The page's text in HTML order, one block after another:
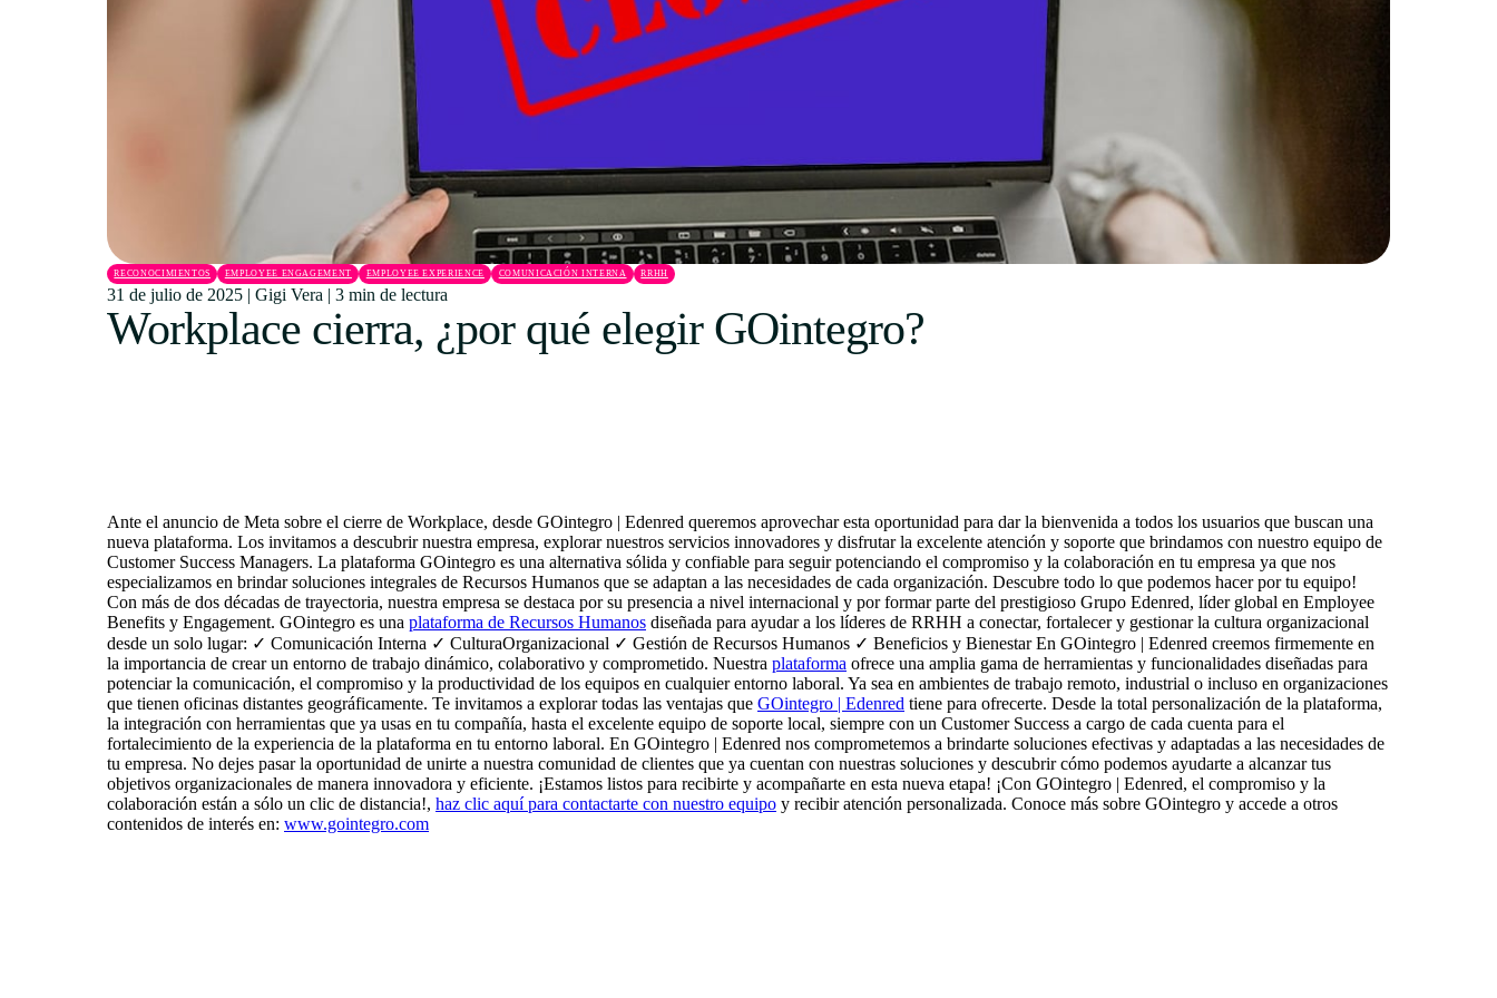
Uruguay
USA
Español
Português
RECONOCIMIENTOS EMPLOYEE ENGAGEMENT EMPLOYEE EXPERIENCE COMUNICACIÓN INTERNA RRHH
31 de julio de 2025 | Gigi Vera | 3 min de lectura
Workplace cierra, ¿por qué elegir GOintegro?
Ante el anuncio de Meta sobre el cierre de Workplace, desde GOintegro | Edenred queremos aprovechar esta oportunidad para dar la bienvenida a todos los usuarios que buscan una
nueva plataforma. Los invitamos a descubrir nuestra empresa, explorar nuestros servicios innovadores y disfrutar la excelente atención y soporte que brindamos con nuestro equipo de
Customer Success Managers. La plataforma GOintegro es una alternativa sólida y confiable para seguir potenciando el compromiso y la colaboración en tu empresa ya que nos
especializamos en brindar soluciones integrales de Recursos Humanos que se adaptan a las necesidades de cada organización. Descubre todo lo que podemos hacer por tu equipo!
Con más de dos décadas de trayectoria, nuestra empresa se destaca por su presencia a nivel internacional y por formar parte del prestigioso Grupo Edenred, líder global en Employee
Benefits y Engagement. GOintegro es una plataforma de Recursos Humanos diseñada para ayudar a los líderes de RRHH a conectar, fortalecer y gestionar la cultura organizacional
desde un solo lugar: ✓ Comunicación Interna ✓ CulturaOrganizacional ✓ Gestión de Recursos Humanos ✓ Beneficios y Bienestar En GOintegro | Edenred creemos firmemente en
la importancia de crear un entorno de trabajo dinámico, colaborativo y comprometido. Nuestra plataforma ofrece una amplia gama de herramientas y funcionalidades diseñadas para
potenciar la comunicación, el compromiso y la productividad de los equipos en cualquier entorno laboral. Ya sea en ambientes de trabajo remoto, industrial o incluso en organizaciones
que tienen oficinas distantes geográficamente. Te invitamos a explorar todas las ventajas que GOintegro | Edenred tiene para ofrecerte. Desde la total personalización de la plataforma,
la integración con herramientas que ya usas en tu compañía, hasta el excelente equipo de soporte local, siempre con un Customer Success a cargo de cada cuenta para el
fortalecimiento de la experiencia de la plataforma en tu entorno laboral. En GOintegro | Edenred nos comprometemos a brindarte soluciones efectivas y adaptadas a las necesidades de
tu empresa. No dejes pasar la oportunidad de unirte a nuestra comunidad de clientes que ya cuentan con nuestras soluciones y descubrir cómo podemos ayudarte a alcanzar tus
objetivos organizacionales de manera innovadora y eficiente. ¡Estamos listos para recibirte y acompañarte en esta nueva etapa! ¡Con GOintegro | Edenred, el compromiso y la
colaboración están a sólo un clic de distancia!, haz clic aquí para contactarte con nuestro equipo y recibir atención personalizada. Conoce más sobre GOintegro y accede a otros
contenidos de interés en: www.gointegro.com